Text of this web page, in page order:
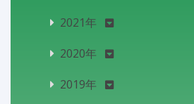
2021年
2020年
2019年